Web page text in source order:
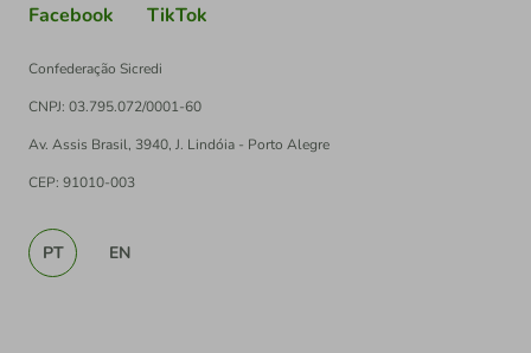
Facebook TikTok
Confederação Sicredi
CNPJ: 03.795.072/0001-60
Av. Assis Brasil, 3940, J. Lindóia - Porto Alegre
CEP: 91010-003
PT EN